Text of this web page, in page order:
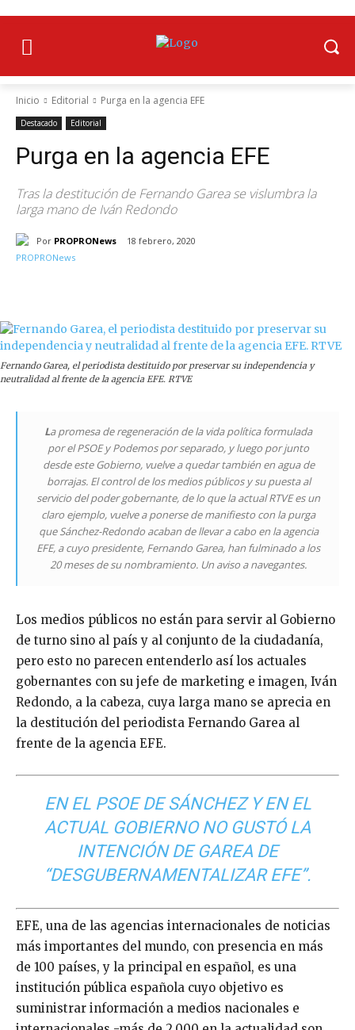
Inicio Editorial Purga en la agencia EFE
Destacado Editorial
Purga en la agencia EFE
Tras la destitución de Fernando Garea se vislumbra la
larga mano de Iván Redondo
Por PROPRONews 18 febrero, 2020
Fernando Garea, el periodista destituido por preservar su independencia y
neutralidad al frente de la agencia EFE. RTVE
La promesa de regeneración de la vida política formulada
por el PSOE y Podemos por separado, y luego por junto
desde este Gobierno, vuelve a quedar también en agua de
borrajas. El control de los medios públicos y su puesta al
servicio del poder gobernante, de lo que la actual RTVE es un
claro ejemplo, vuelve a ponerse de manifiesto con la purga
que Sánchez-Redondo acaban de llevar a cabo en la agencia
EFE, a cuyo presidente, Fernando Garea, han fulminado a los
20 meses de su nombramiento. Un aviso a navegantes.
Los medios públicos no están para servir al Gobierno
de turno sino al país y al conjunto de la ciudadanía,
pero esto no parecen entenderlo así los actuales
gobernantes con su jefe de marketing e imagen, Iván
Redondo, a la cabeza, cuya larga mano se aprecia en
la destitución del periodista Fernando Garea al
frente de la agencia EFE.
EN EL PSOE DE SÁNCHEZ Y EN EL
ACTUAL GOBIERNO NO GUSTÓ LA
INTENCIÓN DE GAREA DE
“DESGUBERNAMENTALIZAR EFE”.
EFE, una de las agencias internacionales de noticias
más importantes del mundo, con presencia en más
de 100 países, y la principal en español, es una
institución pública española cuyo objetivo es
suministrar información a medios nacionales e